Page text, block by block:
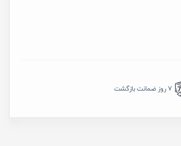
7 روز ضمانت بازگشت